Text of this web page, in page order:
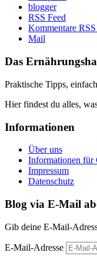
blogger
RSS Feed
Kommentare
Mail
Das
Praktische Tipps,
Hier findest du alles,
Informationen
Über uns
Informationen für
Impressum
Datenschutz
Blog via E-Mail
Gib deine E-Mail-
E-Mail-Adresse